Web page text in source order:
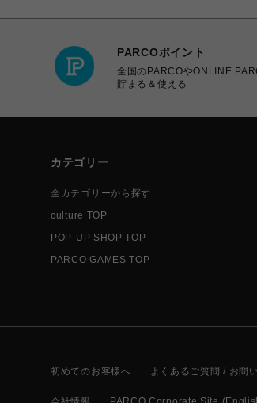
PARCOポイント
全国のPARCOやONLINE
貯まる＆使える
カテゴリー
全カテゴリーから探す
culture TOP
POP-UP SHOP TOP
PARCO GAMES TOP
初めてのお客様へ よくあるご質問 / お問